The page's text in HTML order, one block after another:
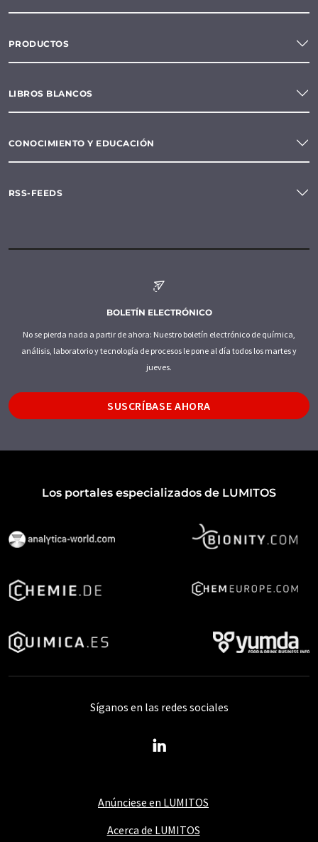
PRODUCTOS
LIBROS BLANCOS
CONOCIMIENTO Y EDUCACIÓN
RSS-FEEDS
BOLETÍN ELECTRÓNICO
No se pierda nada a partir de ahora: Nuestro boletín electrónico de química,
análisis, laboratorio y tecnología de procesos le pone al día todos los martes y
jueves.
SUSCRÍBASE AHORA
Los portales especializados de LUMITOS
Anúnciese en LUMITOS
Acerca de LUMITOS
Síganos en las redes sociales